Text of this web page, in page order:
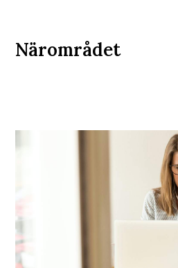
Närområdet